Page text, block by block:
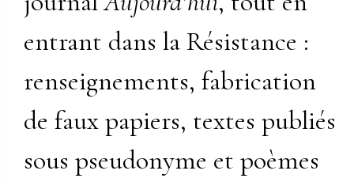
entrant dans la Résistance :
renseignements, fabrication
de faux papiers, textes publiés
sous pseudonyme et poèmes